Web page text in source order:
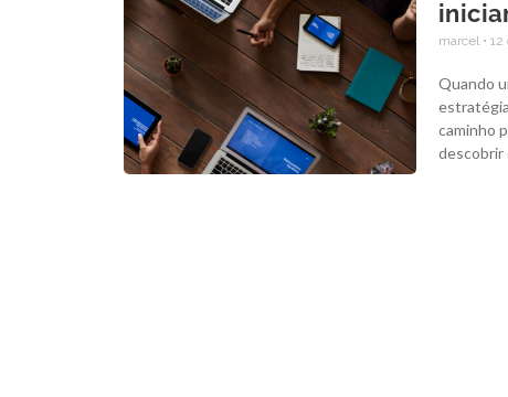
marcel 12
Quando
caminho
descobrir